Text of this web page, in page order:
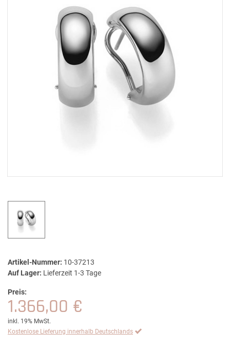
Artikel-Nummer: 10-37213
Auf Lager: Lieferzeit 1-3 Tage
Preis:
1.366,00 €
inkl. 19% MwSt.
Kostenlose Lieferung innerhalb Deutschlands